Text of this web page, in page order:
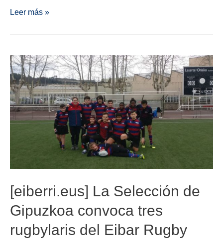
Leer más »
[eiberri.eus] La Selección de
Gipuzkoa convoca tres
rugbylaris del Eibar Rugby